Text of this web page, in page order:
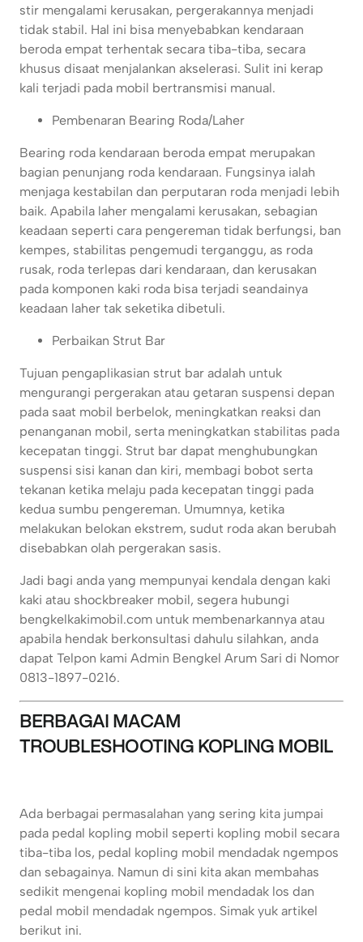
stir mengalami kerusakan, pergerakannya menjadi
tidak stabil. Hal ini bisa menyebabkan kendaraan
beroda empat terhentak secara tiba-tiba, secara
khusus disaat menjalankan akselerasi. Sulit ini kerap
kali terjadi pada mobil bertransmisi manual.
Pembenaran Bearing Roda/Laher
Bearing roda kendaraan beroda empat merupakan
bagian penunjang roda kendaraan. Fungsinya ialah
menjaga kestabilan dan perputaran roda menjadi lebih
baik. Apabila laher mengalami kerusakan, sebagian
keadaan seperti cara pengereman tidak berfungsi, ban
kempes, stabilitas pengemudi terganggu, as roda
rusak, roda terlepas dari kendaraan, dan kerusakan
pada komponen kaki roda bisa terjadi seandainya
keadaan laher tak seketika dibetuli.
Perbaikan Strut Bar
Tujuan pengaplikasian strut bar adalah untuk
mengurangi pergerakan atau getaran suspensi depan
pada saat mobil berbelok, meningkatkan reaksi dan
penanganan mobil, serta meningkatkan stabilitas pada
kecepatan tinggi. Strut bar dapat menghubungkan
suspensi sisi kanan dan kiri, membagi bobot serta
tekanan ketika melaju pada kecepatan tinggi pada
kedua sumbu pengereman. Umumnya, ketika
melakukan belokan ekstrem, sudut roda akan berubah
disebabkan olah pergerakan sasis.
Jadi bagi anda yang mempunyai kendala dengan kaki
kaki atau shockbreaker mobil, segera hubungi
bengkelkakimobil.com untuk membenarkannya atau
apabila hendak berkonsultasi dahulu silahkan, anda
dapat Telpon kami Admin Bengkel Arum Sari di Nomor
0813-1897-0216.
BERBAGAI MACAM
TROUBLESHOOTING KOPLING MOBIL
Ada berbagai permasalahan yang sering kita jumpai
pada pedal kopling mobil seperti kopling mobil secara
tiba-tiba los, pedal kopling mobil mendadak ngempos
dan sebagainya. Namun di sini kita akan membahas
sedikit mengenai kopling mobil mendadak los dan
pedal mobil mendadak ngempos. Simak yuk artikel
berikut ini.